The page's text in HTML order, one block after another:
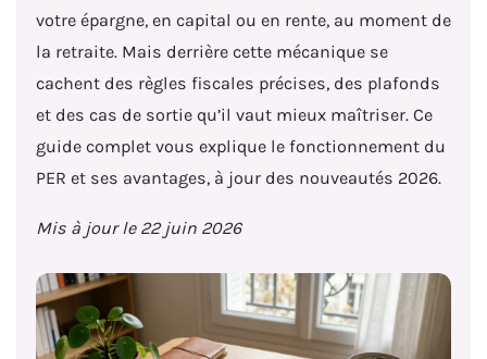
votre épargne, en capital ou en rente, au moment de
la retraite. Mais derrière cette mécanique se
cachent des règles fiscales précises, des plafonds
et des cas de sortie qu’il vaut mieux maîtriser. Ce
guide complet vous explique le fonctionnement du
PER et ses avantages, à jour des nouveautés 2026.
Mis à jour le 22 juin 2026